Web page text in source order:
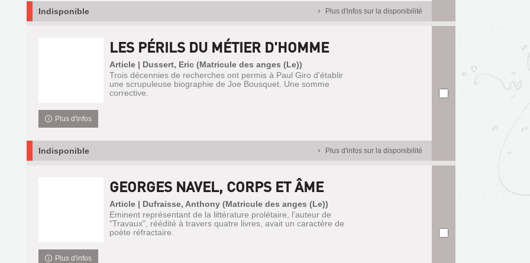
Indisponible Plus d'infos sur la disponibilité
LES PÉRILS DU MÉTIER D'HOMME
Article | Dussert, Eric (Matricule des anges (Le))
Trois décennies de recherches ont permis à Paul Giro d'établir
une scrupuleuse biographie de Joe Bousquet. Une somme
corrective.
Plus d'infos
Indisponible Plus d'infos sur la disponibilité
GEORGES NAVEL, CORPS ET ÂME
Article | Dufraisse, Anthony (Matricule des anges (Le))
Eminent représentant de la littérature prolétaire, l'auteur de
"Travaux", réédité à travers quatre livres, avait un caractère de
poète réfractaire.
Plus d'infos